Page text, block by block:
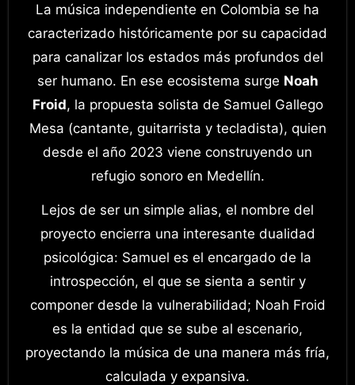
La música independiente en Colombia se ha
caracterizado históricamente por su capacidad
para canalizar los estados más profundos del
ser humano. En ese ecosistema surge Noah
Froid, la propuesta solista de Samuel Gallego
Mesa (cantante, guitarrista y tecladista), quien
desde el año 2023 viene construyendo un
refugio sonoro en Medellín.
Lejos de ser un simple alias, el nombre del
proyecto encierra una interesante dualidad
psicológica: Samuel es el encargado de la
introspección, el que se sienta a sentir y
componer desde la vulnerabilidad; Noah Froid
es la entidad que se sube al escenario,
proyectando la música de una manera más fría,
calculada y expansiva.